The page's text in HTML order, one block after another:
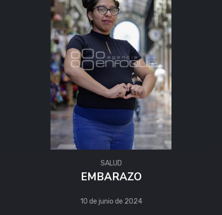
SALUD
EMBARAZO
10 de junio de 2024